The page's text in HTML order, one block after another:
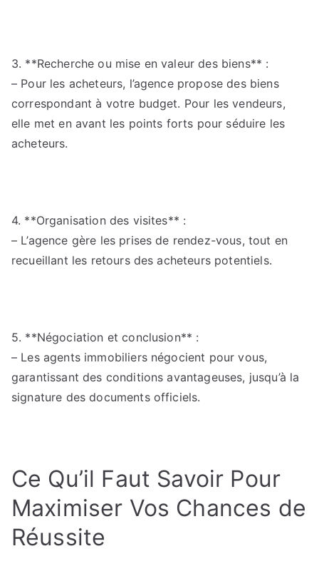
3. **Recherche ou mise en valeur des biens** :
– Pour les acheteurs, l’agence propose des biens
correspondant à votre budget. Pour les vendeurs,
elle met en avant les points forts pour séduire les
acheteurs.
4. **Organisation des visites** :
– L’agence gère les prises de rendez-vous, tout en
recueillant les retours des acheteurs potentiels.
5. **Négociation et conclusion** :
– Les agents immobiliers négocient pour vous,
garantissant des conditions avantageuses, jusqu’à la
signature des documents officiels.
Ce Qu’il Faut Savoir Pour
Maximiser Vos Chances de
Réussite